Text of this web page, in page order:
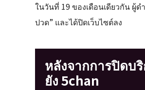
ในวันที่ 19 ของเดือนเดียวกัน ผู้
ปวด” และได้ปิดเว็บไซต์ลง
หลังจากการปิดบ
ยัง 5chan